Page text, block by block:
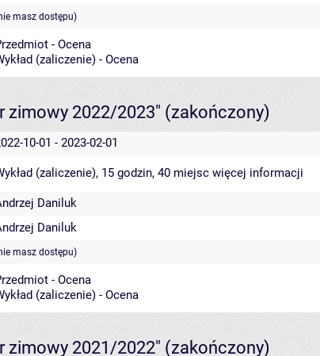
masz dostępu)
- Ocena
(zaliczenie) - Ocena
zimowy 2022/2023" (zakończony)
10-01 - 2023-02-01
(zaliczenie), 15 godzin, 40 miejsc więcej informacji
Daniluk
Daniluk
masz dostępu)
- Ocena
(zaliczenie) - Ocena
zimowy 2021/2022" (zakończony)